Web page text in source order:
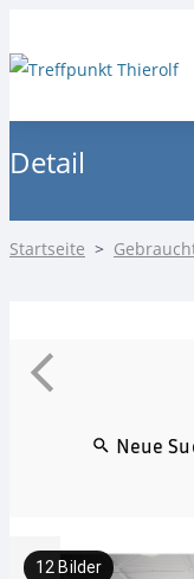
Detail
Startseite >
Neue
12 Bilder